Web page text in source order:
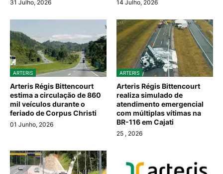
31 Julho, 2026 14 Julho, 2026
ARTERIS
Arteris Régis Bittencourt
estima a circulação de 860
mil veículos durante o
feriado de Corpus Christi
01 Junho, 2026
ARTERIS
Arteris Régis Bittencourt
realiza simulado de
atendimento emergencial
com múltiplas vítimas na
BR-116 em Cajati
25 , 2026